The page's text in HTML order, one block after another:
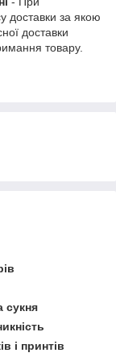
доставки за якою
доставки
товару.
сукня
і принтів